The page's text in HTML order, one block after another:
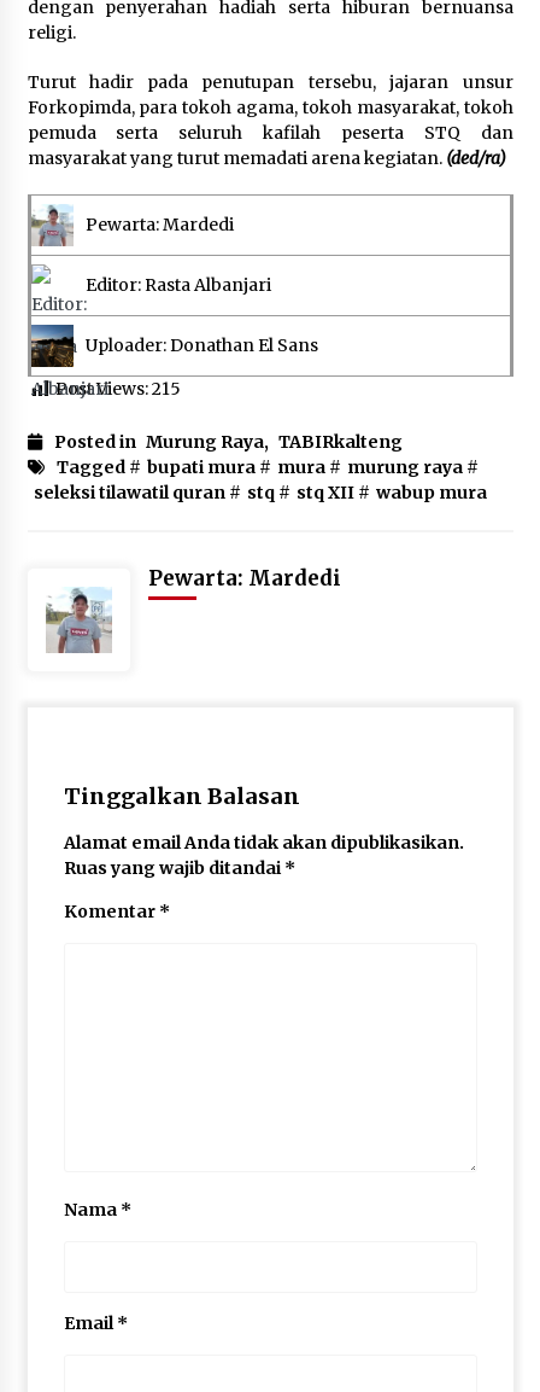
dengan penyerahan hadiah serta hiburan bernuansa
religi.
Turut hadir pada penutupan tersebu, jajaran unsur
Forkopimda, para tokoh agama, tokoh masyarakat, tokoh
pemuda serta seluruh kafilah peserta STQ dan
masyarakat yang turut memadati arena kegiatan. (ded/ra)
Pewarta: Mardedi
Editor: Rasta Albanjari
Uploader: Donathan El Sans
Post Views:215
Posted in Murung Raya, TABIRkalteng
Tagged # bupati mura# mura# murung raya#
seleksi tilawatil quran # stq# stq XII# wabup mura
Pewarta: Mardedi
Tinggalkan Balasan
Alamat email Anda tidak akan dipublikasikan.
Ruas yang wajib ditandai *
Komentar *
Nama *
Email *